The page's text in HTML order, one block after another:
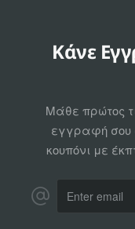
Κάνε
Μάθε πρώτος
εγγραφή σου
κουπόνι με
email